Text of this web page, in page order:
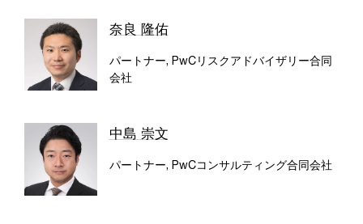
奈良 隆佑
パートナー, PwCリスクアドバイザリー合同
会社
中島 崇文
パートナー, PwCコンサルティング合同会社